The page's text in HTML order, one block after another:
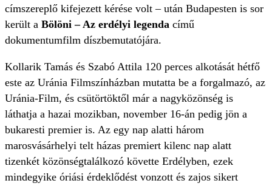
címszereplő kifejezett kérése volt – után Budapesten is sor
került a Bölöni – Az erdélyi legenda című
dokumentumfilm díszbemutatójára.
Kollarik Tamás és Szabó Attila 120 perces alkotását hétfő
este az Uránia Filmszínházban mutatta be a forgalmazó, az
Uránia-Film, és csütörtöktől már a nagyközönség is
láthatja a hazai mozikban, november 16-án pedig jön a
bukaresti premier is. Az egy nap alatti három
marosvásárhelyi telt házas premiert kilenc nap alatt
tizenkét közönségtalálkozó követte Erdélyben, ezek
mindegyike óriási érdeklődést vonzott és zajos sikert